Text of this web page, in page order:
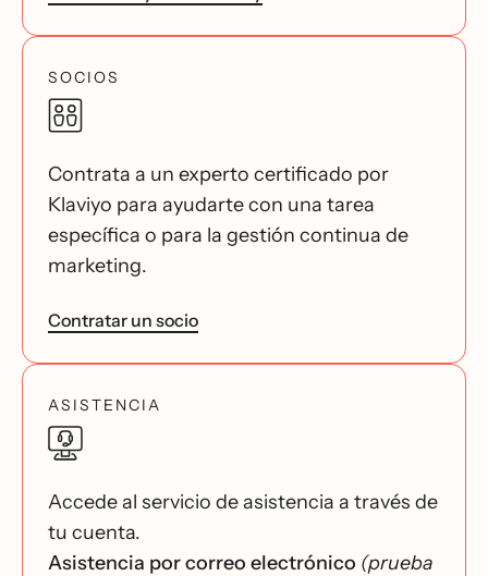
SOCIOS
Contrata a un experto certificado por
Klaviyo para ayudarte con una tarea
específica o para la gestión continua de
marketing.
Contratar un socio
ASISTENCIA
Accede al servicio de asistencia a través de
tu cuenta.
Asistencia por correo electrónico (prueba